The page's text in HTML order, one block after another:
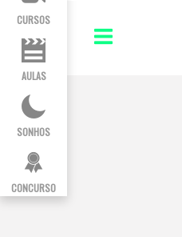
CURSOS
AULAS
SONHOS
CONCURSO